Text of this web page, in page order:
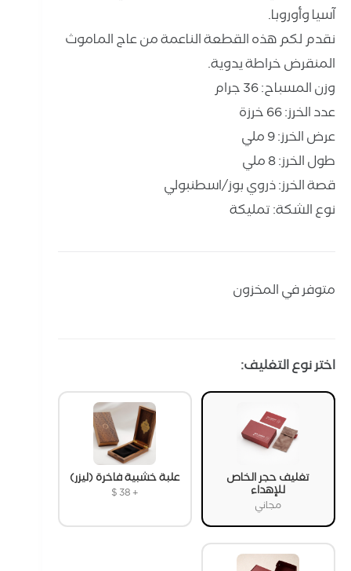
آسيا وأوروبا.
نقدم لكم هذه القطعة الناعمة من عاج الماموث
المنقرض خراطة يدوية.
وزن المسباح: 36 جرام
عدد الخرز: 66 خرزة
عرض الخرز: 9 ملي
طول الخرز: 8 ملي
قصة الخرز: ذروي بوز/اسطنبولي
نوع الشكة: تمليكة
متوفر في المخزون
اختر نوع التغليف:
تغليف حجر الخاص
للإهداء
مجاني
علبة خشبية فاخرة (ليزر)
+
$38